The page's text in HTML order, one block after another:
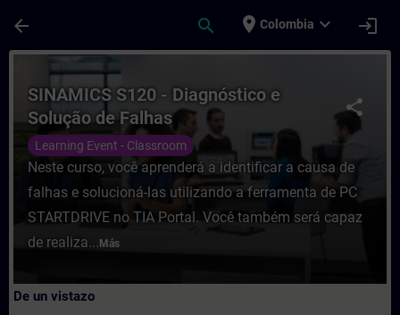
arrow_back search place Colombia expand_more login
Curso - SINAMICS S120 - Diagnóstico
share
SINAMICS S120 - Diagnóstico e
Solução de Falhas
Learning Event - Classroom
Neste curso, você aprenderá a identificar a causa de
falhas e solucioná-las utilizando a ferramenta de PC
STARTDRIVE no TIA Portal. Você também será capaz
de realiza... Más
De un vistazo